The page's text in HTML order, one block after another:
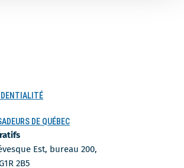
DE QUÉBEC
Est, bureau 200,
2B5